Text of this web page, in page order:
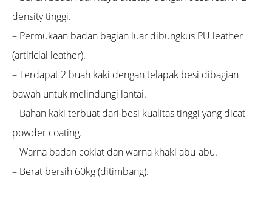
density tinggi.
– Permukaan badan bagian luar dibungkus PU leather
(artificial leather).
– Terdapat 2 buah kaki dengan telapak besi dibagian
bawah untuk melindungi lantai.
– Bahan kaki terbuat dari besi kualitas tinggi yang dicat
powder coating.
– Warna badan coklat dan warna khaki abu-abu.
– Berat bersih 60kg (ditimbang).